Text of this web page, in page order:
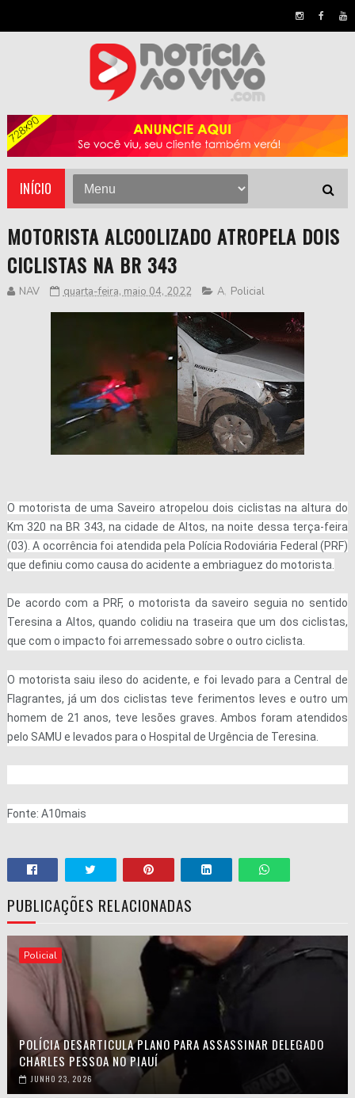
INÍCIO
MOTORISTA ALCOOLIZADO ATROPELA DOIS
CICLISTAS NA BR 343
NAV quarta-feira, maio 04, 2022 A, Policial
O motorista de uma Saveiro atropelou dois ciclistas na altura do
Km 320 na BR 343, na cidade de Altos, na noite dessa terça-feira
(03). A ocorrência foi atendida pela Polícia Rodoviária Federal (PRF)
que definiu como causa do acidente a embriaguez do motorista.
De acordo com a PRF, o motorista da saveiro seguia no sentido
Teresina a Altos, quando colidiu na traseira que um dos ciclistas,
que com o impacto foi arremessado sobre o outro ciclista.
O motorista saiu ileso do acidente, e foi levado para a Central de
Flagrantes, já um dos ciclistas teve ferimentos leves e outro um
homem de 21 anos, teve lesões graves. Ambos foram atendidos
pelo SAMU e levados para o Hospital de Urgência de Teresina.
Fonte: A10mais
PUBLICAÇÕES RELACIONADAS
Policial
POLÍCIA DESARTICULA PLANO PARA ASSASSINAR DELEGADO
CHARLES PESSOA NO PIAUÍ
JUNHO 23, 2026